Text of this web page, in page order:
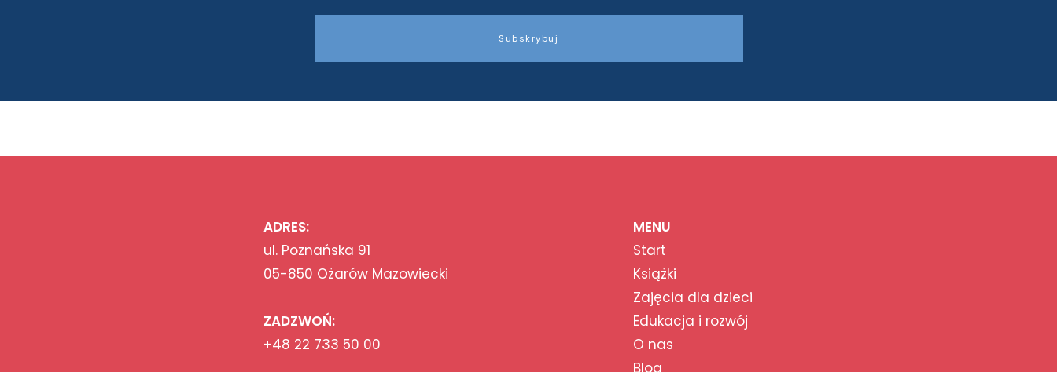
Subskrybuj
ADRES:
ul. Poznańska 91
05-850 Ożarów Mazowiecki
ZADZWOŃ:
+48 22 733 50 00
MENU
Start
Książki
Zajęcia dla dzieci
Edukacja i rozwój
O nas
Blog